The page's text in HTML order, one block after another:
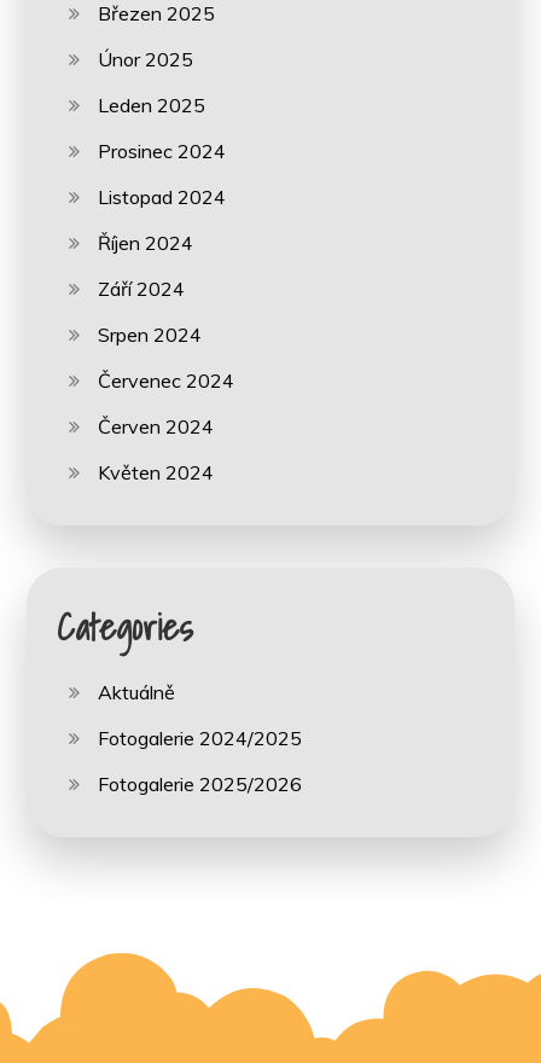
Březen 2025
Únor 2025
Leden 2025
Prosinec 2024
Listopad 2024
Říjen 2024
Září 2024
Srpen 2024
Červenec 2024
Červen 2024
Květen 2024
Categories
Aktuálně
Fotogalerie 2024/2025
Fotogalerie 2025/2026